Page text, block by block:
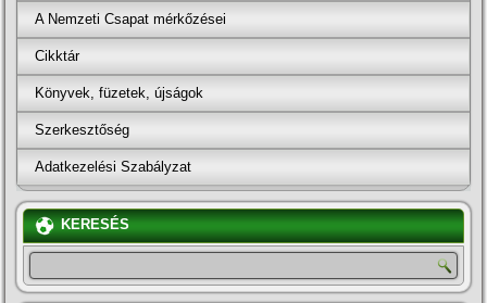
A Nemzeti Csapat mérkőzései
Cikktár
Könyvek, füzetek, újságok
Szerkesztőség
Adatkezelési Szabályzat
KERESÉS